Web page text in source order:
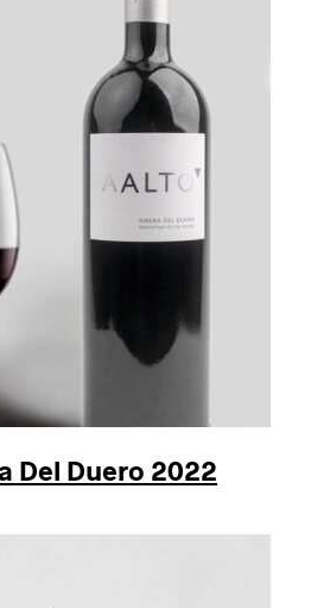
Del Duero 2022